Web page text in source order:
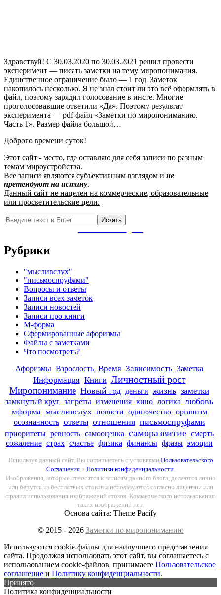
Здравствуй! С 30.03.2020 по 30.03.2021 решил провести
эксперимент — писать заметки на тему миропонимания.
Единственное ограничение было — 1 год. Заметок
накопилось несколько. Я не знал стоит ли это всё оформлять в
файл, поэтому зарядил голосование в инсте. Многие
проголосовавшие ответили «Да». Поэтому результат
эксперимента — pdf-файл «Заметки по миропониманию.
Часть 1». Размер файла большой…
Доброго времени суток!
Этот сайт - место, где оставляю для себя записи по разным
темам мироустройства.
Все записи являются субъективным взглядом и не
претендуют на истину.
Данный сайт не нацелен на коммерческие, образовательные
или просветительские цели.
Поиск:
Рубрики
"мысливслух"
"письмоспруфами"
Вопросы и ответы
Записи всех заметок
Записи новостей
Записи про книги
М-форма
Сформированные афоризмы
Файлы с заметками
Что посмотреть?
Афоризмы Взрослость Время Зависимость Заметка
Информация Книги Личностный рост
Миропонимание Новый год деньги жизнь заметки
замкнутый круг запреты изменения кино логика любовь
мформа мысливслух новости одиночество организм
осознанность ответы отношения письмоспруфами
приоритеты ревность самооценка саморазвитие смерть
сожаление страх счастье физика финансы фразы эмоции
Используя данный сайт, Вы соглашаетесь с условиями Пользовательского
Соглашенияи Политики конфиденциальности.
Изображения, которые относятся к записям данного блога, делаются лично
или берутся из бесплатных стоков и используются согласно лицензии или
правил использования изображений стоков. Коммерческого использования
таких изображений нет.
Основа сайта: Theme Pacify
© 2015 - 2026 Заметки по миропониманию
Используются cookie-файлы для наилучшего представления
сайта. Продолжая использовать этот сайт, вы соглашаетесь с
использованием cookie-файлов, принимаете Пользовательское
соглашение и Политику конфиденциальности.
Принято
Политика конфиденциальности